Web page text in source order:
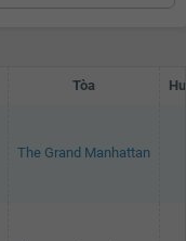
Tòa
The Grand Manhattan